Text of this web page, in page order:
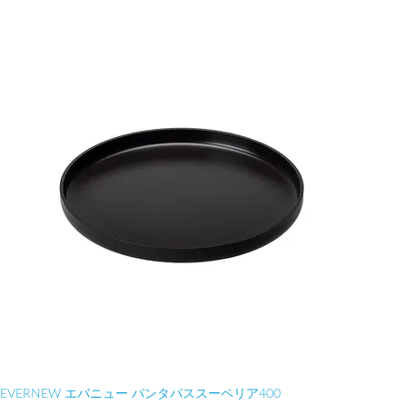
EVERNEW エバニュー パンタパススーペリア400